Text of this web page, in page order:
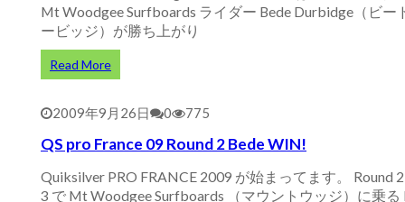
Mt Woodgee Surfboards ライダー Bede Durbidge（ビー
ービッジ）が勝ち上がり
Read More
2009年9月26日 0 775
QS pro France 09 Round 2 Bede WIN!
Quiksilver PRO FRANCE 2009 が始まってます。 Round
3 で Mt Woodgee Surfboards （マウントウッジ）に乗る